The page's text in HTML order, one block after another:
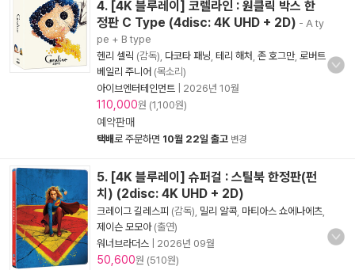
4. [4K 블루레이] 코렐라인 : 원클릭 박스 한
정판 C Type (4disc: 4K UHD + 2D) - A ty
pe + B type
헨리 셀릭 (감독), 다코타 패닝 테리 해처 존 호그만, 로버트
베일리 주니어 (목소리)
아이브엔터테인먼트
2026년 10월
110,000원 (1,100원)
예약판매
택배로 주문하면 10월 22일 출고 변경
5. [4K 블루레이] 슈퍼걸 : 스틸북 한정판(펀
치) (2disc: 4K UHD + 2D)
크레이그 길레스피 (감독), 밀리 알콕 마티아스 쇼에나에츠
제이슨 모모아(출연)
워너브라더스
2026년 09월
50,600원 (510원)